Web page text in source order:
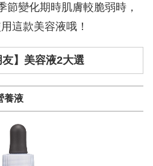
節變化期時肌膚較脆弱時，
這款美容液哦！
友】美容液2大選
養液